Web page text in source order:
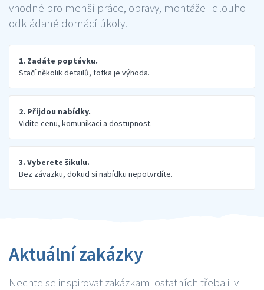
vhodné pro menší práce, opravy, montáže i dlouho
odkládané domácí úkoly.
1. Zadáte poptávku.
Stačí několik detailů, fotka je výhoda.
2. Přijdou nabídky.
Vidíte cenu, komunikaci a dostupnost.
3. Vyberete šikulu.
Bez závazku, dokud si nabídku nepotvrdíte.
Aktuální zakázky
Nechte se inspirovat zakázkami ostatních třeba i v